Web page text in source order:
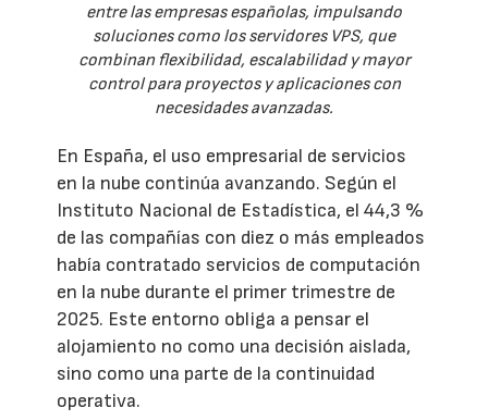
entre las empresas españolas, impulsando
soluciones como los servidores VPS, que
combinan flexibilidad, escalabilidad y mayor
control para proyectos y aplicaciones con
necesidades avanzadas.
En España, el uso empresarial de servicios
en la nube continúa avanzando. Según el
Instituto Nacional de Estadística, el 44,3 %
de las compañías con diez o más empleados
había contratado servicios de computación
en la nube durante el primer trimestre de
2025. Este entorno obliga a pensar el
alojamiento no como una decisión aislada,
sino como una parte de la continuidad
operativa.